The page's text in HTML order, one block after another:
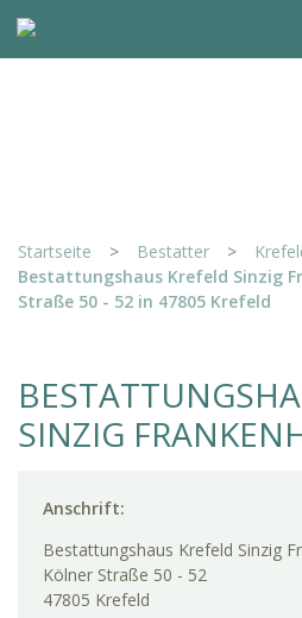
Startseite > Bestatter >
Bestattungshaus Krefeld Sinzig
Straße 50 - 52 in 47805 Krefeld
SINZIG
Anschrift:
Bestattungshaus Krefeld Sinzig
Kölner Straße 50 - 52
47805 Krefeld